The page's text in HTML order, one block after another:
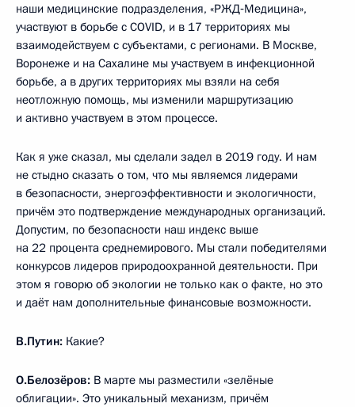
наши медицинские подразделения, «РЖД‑Медицина»,
участвуют в борьбе с COVID, и в 17 территориях мы
взаимодействуем с субъектами, с регионами. В Москве,
Воронеже и на Сахалине мы участвуем в инфекционной
борьбе, а в других территориях мы взяли на себя
неотложную помощь, мы изменили маршрутизацию
и активно участвуем в этом процессе.
Как я уже сказал, мы сделали задел в 2019 году. И нам
не стыдно сказать о том, что мы являемся лидерами
в безопасности, энергоэффективности и экологичности,
причём это подтверждение международных организаций.
Допустим, по безопасности наш индекс выше
на 22 процента среднемирового. Мы стали победителями
конкурсов лидеров природоохранной деятельности. При
этом я говорю об экологии не только как о факте, но это
и даёт нам дополнительные финансовые возможности.
В.Путин: Какие?
О.Белозёров: В марте мы разместили «зелёные
облигации». Это уникальный механизм, причём